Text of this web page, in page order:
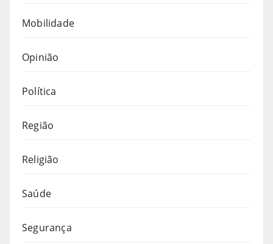
Mobilidade
Opinião
Política
Região
Religião
Saúde
Segurança